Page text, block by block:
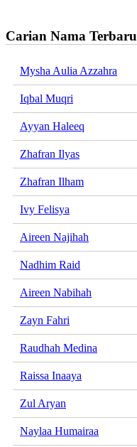
Carian Nama Terbaru
Mysha Aulia Azzahra
Iqbal Muqri
Ayyan Haleeq
Zhafran Ilyas
Zhafran Ilham
Ivy Felisya
Aireen Najihah
Nadhim Raid
Aireen Nabihah
Zayn Fahri
Raudhah Medina
Raissa Inaaya
Zul Aryan
Naylaa Humairaa